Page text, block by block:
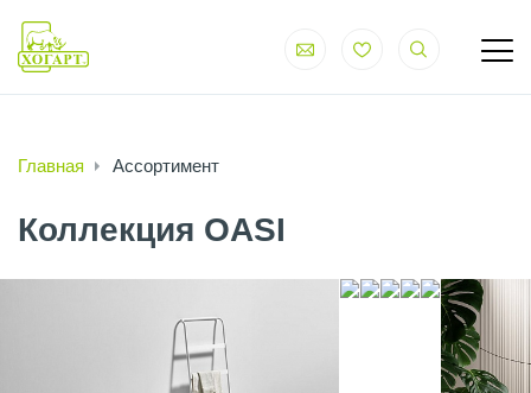
Главная Ассортимент
Коллекция OASI